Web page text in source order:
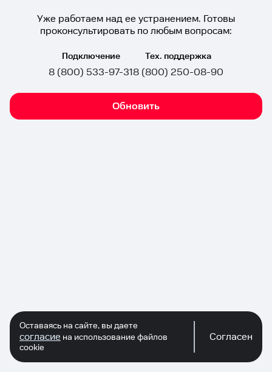
Уже работаем над ее устранением. Готовы
проконсультировать по любым вопросам:
Подключение
8 (800) 533-97-31
Тех. поддержка
8 (800) 250-08-90
Обновить
Оставаясь на сайте, вы даете
согласие на использование файлов
cookie
Согласен